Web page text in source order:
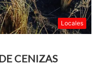
Locales
CENIZAS